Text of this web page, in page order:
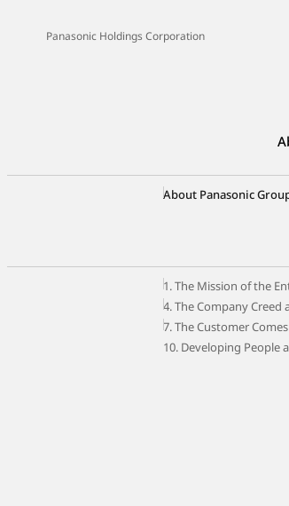
Panasonic Holdings Corporation
About Panasonic
1. The Mission of the
4. The Company Creed
7. The Customer
10. Developing People